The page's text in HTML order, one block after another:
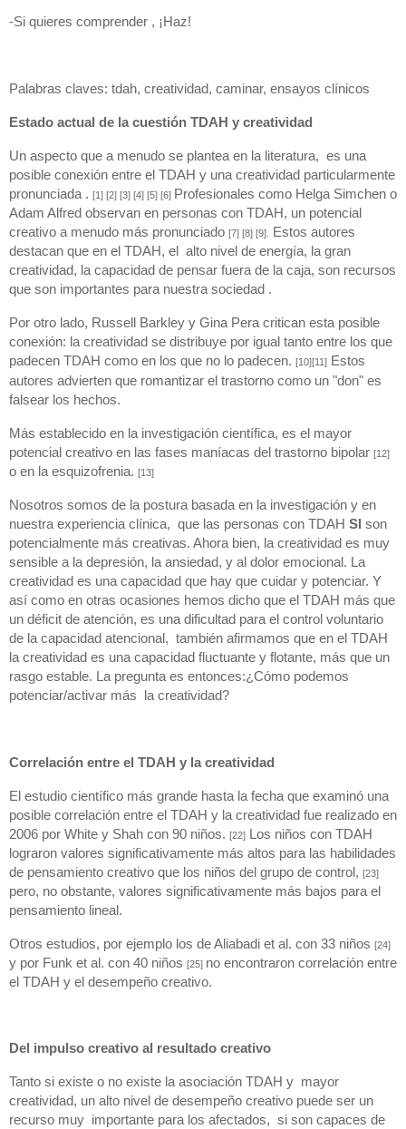
-Si quieres comprender , ¡Haz!
Palabras claves: tdah, creatividad, caminar, ensayos clínicos
Estado actual de la cuestión TDAH y creatividad
Un aspecto que a menudo se plantea en la literatura,  es una
posible conexión entre el TDAH y una creatividad particularmente
pronunciada . [1] [2] [3] [4] [5] [6] Profesionales como Helga Simchen o
Adam Alfred observan en personas con TDAH, un potencial
creativo a menudo más pronunciado [7] [8] [9].
Estos autores
destacan que en el TDAH, el  alto nivel de energía, la gran
creatividad, la capacidad de pensar fuera de la caja, son recursos
que son importantes para nuestra sociedad .
Por otro lado, Russell Barkley y Gina Pera critican esta posible
conexión: la creatividad se distribuye por igual tanto entre los que
padecen TDAH como en los que no lo padecen. [10][11] Estos
autores advierten que romantizar el trastorno como un "don" es
falsear los hechos.
Más establecido en la investigación científica, es el mayor
potencial creativo en las fases maníacas del trastorno bipolar [12]
o en la esquizofrenia. [13]
Nosotros somos de la postura basada en la investigación y en
nuestra experiencia clínica,  que las personas con TDAH SI son
potencialmente más creativas. Ahora bien, la creatividad es muy
sensible a la depresión, la ansiedad, y al dolor emocional. La
creatividad es una capacidad que hay que cuidar y potenciar. Y
así como en otras ocasiones hemos dicho que el TDAH más que
un déficit de atención, es una dificultad para el control voluntario
de la capacidad atencional,  también afirmamos que en el TDAH
la creatividad es una capacidad fluctuante y flotante, más que un
rasgo estable. La pregunta es entonces:¿Cómo podemos
potenciar/activar más  la creatividad?
Correlación entre el TDAH y la creatividad
El estudio científico más grande hasta la fecha que examinó una
posible correlación entre el TDAH y la creatividad fue realizado en
2006 por White y Shah con 90 niños. [22]
Los niños con TDAH
lograron valores significativamente más altos para las habilidades
de pensamiento creativo que los niños del grupo de control, [23]
pero, no obstante, valores significativamente más bajos para el
pensamiento lineal.
Otros estudios, por ejemplo los de Aliabadi et al. con 33 niños [24]
y por Funk et al. con 40 niños [25] no encontraron correlación entre
el TDAH y el desempeño creativo.
Del impulso creativo al resultado creativo
Tanto si existe o no existe la asociación TDAH y  mayor
creatividad, un alto nivel de desempeño creativo puede ser un
recurso muy  importante para los afectados,  si son capaces de